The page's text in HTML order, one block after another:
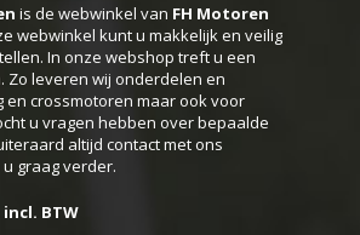
is de webwinkel van FH Motoren
webwinkel kunt u makkelijk en veilig
In onze webshop treft u een
Zo leveren wij onderdelen en
en crossmotoren maar ook voor
u vragen hebben over bepaalde
altijd contact met ons
graag verder.
BTW